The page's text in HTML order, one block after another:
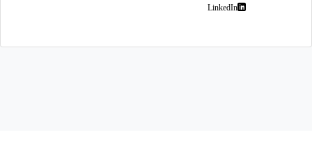
LinkedIn